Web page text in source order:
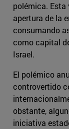
polémica. Esta
apertura de la
consumando
como capital
Israel.
El polémico
controvertido
obstante,
iniciativa